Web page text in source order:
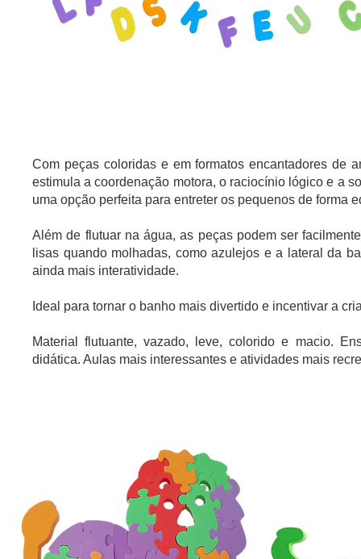
Com peças coloridas e em formatos encantadores de
estimula a coordenação motora, o raciocínio lógico e a
uma opção perfeita para entreter os pequenos de forma
Além de flutuar na água, as peças podem ser
lisas quando molhadas, como azulejos e a lateral da
ainda mais interatividade.
Ideal para tornar o banho mais divertido e incentivar a
Material flutuante, vazado, leve, colorido e macio.
didática. Aulas mais interessantes e atividades mais